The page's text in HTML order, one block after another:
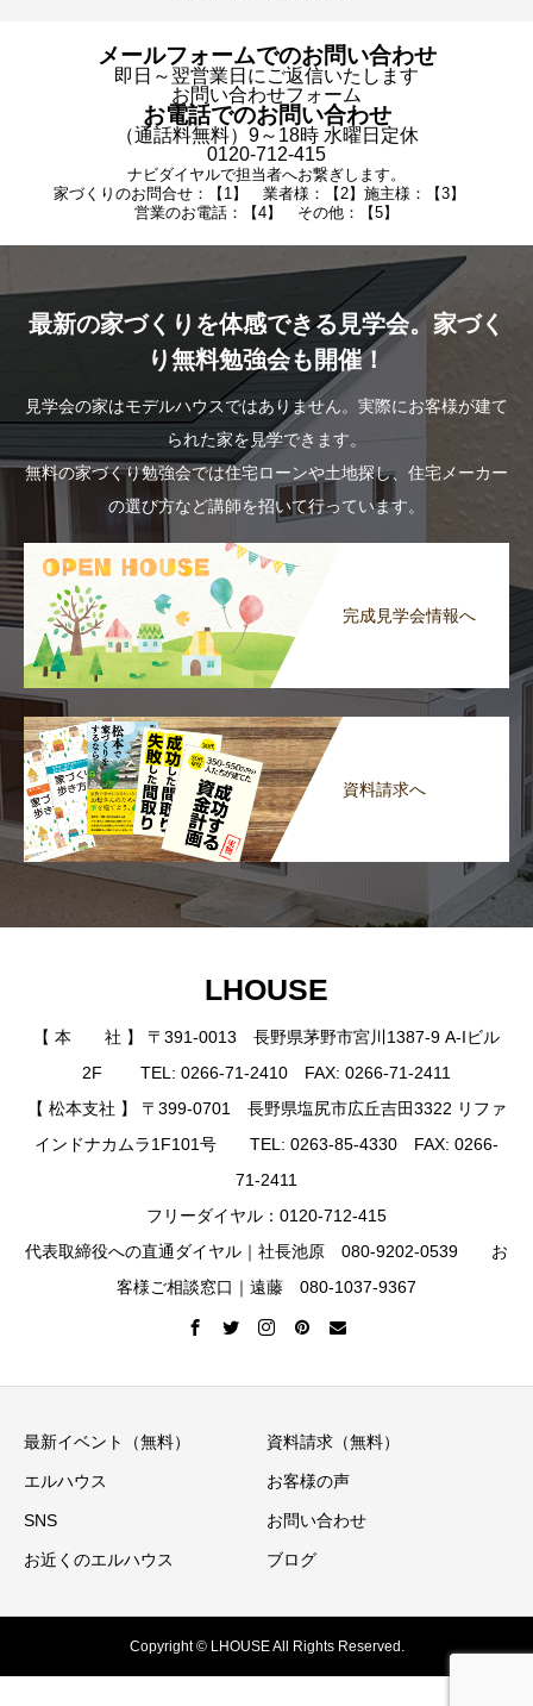
メールフォームでのお問い合わせ
即日～翌営業日にご返信いたします
お問い合わせフォーム
お電話でのお問い合わせ
（通話料無料）9～18時 水曜日定休
0120-712-415
ナビダイヤルで担当者へお繋ぎします。
家づくりのお問合せ：【1】 業者様：【2】施主様：【3】
営業のお電話：【4】 その他：【5】
最新の家づくりを体感できる見学会。家づく
り無料勉強会も開催！
見学会の家はモデルハウスではありません。実際にお客様が建て
られた家を見学できます。
無料の家づくり勉強会では住宅ローンや土地探し、住宅メーカー
の選び方など講師を招いて行っています。
完成見学会情報へ
資料請求へ
LHOUSE
【 本 社 】 〒391-0013 長野県茅野市宮川1387-9 A-Iビル
2F TEL: 0266-71-2410 FAX: 0266-71-2411
【 松本支社 】 〒399-0701 長野県塩尻市広丘吉田3322 リファ
インドナカムラ1F101号 TEL: 0263-85-4330 FAX: 0266-
71-2411
フリーダイヤル：0120-712-415
代表取締役への直通ダイヤル｜社長池原 080-9202-0539 お
客様ご相談窓口｜遠藤 080-1037-9367
最新イベント（無料） 資料請求（無料）
エルハウス お客様の声
SNS お問い合わせ
お近くのエルハウス ブログ
Copyright © LHOUSE All Rights Reserved.